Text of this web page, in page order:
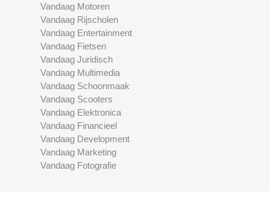
Vandaag Motoren
Vandaag Rijscholen
Vandaag Entertainment
Vandaag Fietsen
Vandaag Juridisch
Vandaag Multimedia
Vandaag Schoonmaak
Vandaag Scooters
Vandaag Elektronica
Vandaag Financieel
Vandaag Development
Vandaag Marketing
Vandaag Fotografie